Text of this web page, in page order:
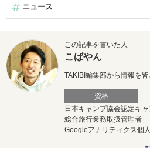
ニュース
この記事を書いた人
こばやん
TAKIBI編集部から情報を
資格
日本キャンプ協会認定キ
総合旅行業務取扱管理者
Googleアナリティクス個